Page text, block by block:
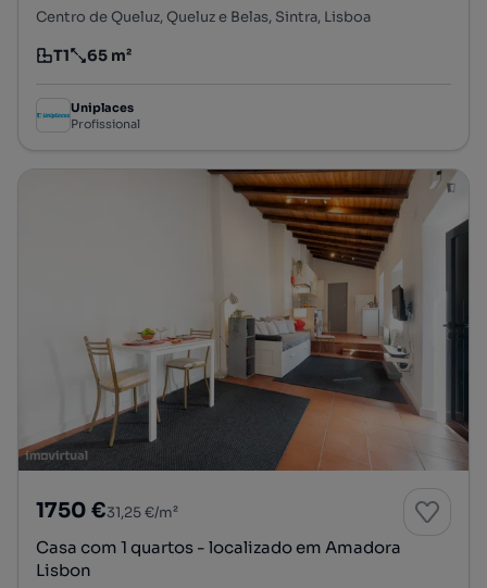
Centro de Queluz, Queluz e Belas, Sintra, Lisboa
Tipologia
T1
Preço por metro quadrado
65 m²
Uniplaces
Profissional
1750 €31,25 €/m²
Casa com 1 quartos - localizado em Amadora
Lisbon